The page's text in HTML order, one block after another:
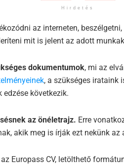
Hirdetés
az interneten,
mit is jelent az adott
dokumentumok, mi az
, a szükséges irataink
edzése következik.
az önéletrajz. Erre
akik meg is írják ezt nekünk
Europass CV, letölthető